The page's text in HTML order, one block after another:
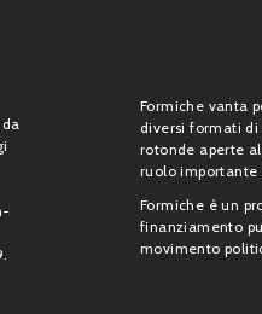
Formiche vanta
diversi formati
rotonde aperte
ruolo importante
Formiche è un
finanziamento
movimento